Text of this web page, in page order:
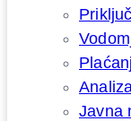
Javna